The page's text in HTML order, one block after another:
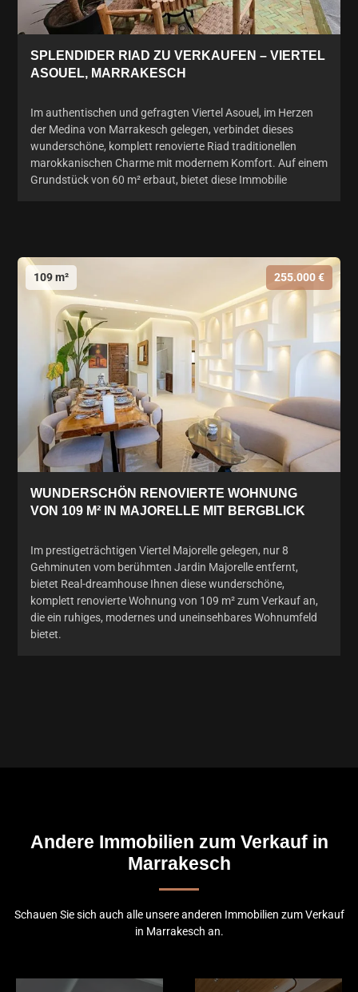
SPLENDIDER RIAD ZU VERKAUFEN – VIERTEL
ASOUEL, MARRAKESCH
Im authentischen und gefragten Viertel Asouel, im Herzen
der Medina von Marrakesch gelegen, verbindet dieses
wunderschöne, komplett renovierte Riad traditionellen
marokkanischen Charme mit modernem Komfort. Auf einem
Grundstück von 60 m² erbaut, bietet diese Immobilie
109 m² 255.000 €
WUNDERSCHÖN RENOVIERTE WOHNUNG
VON 109 M² IN MAJORELLE MIT BERGBLICK
Im prestigeträchtigen Viertel Majorelle gelegen, nur 8
Gehminuten vom berühmten Jardin Majorelle entfernt,
bietet Real-dreamhouse Ihnen diese wunderschöne,
komplett renovierte Wohnung von 109 m² zum Verkauf an,
die ein ruhiges, modernes und uneinsehbares Wohnumfeld
bietet.
Andere Immobilien zum Verkauf in
Marrakesch
Schauen Sie sich auch alle unsere anderen Immobilien zum Verkauf
in Marrakesch an.